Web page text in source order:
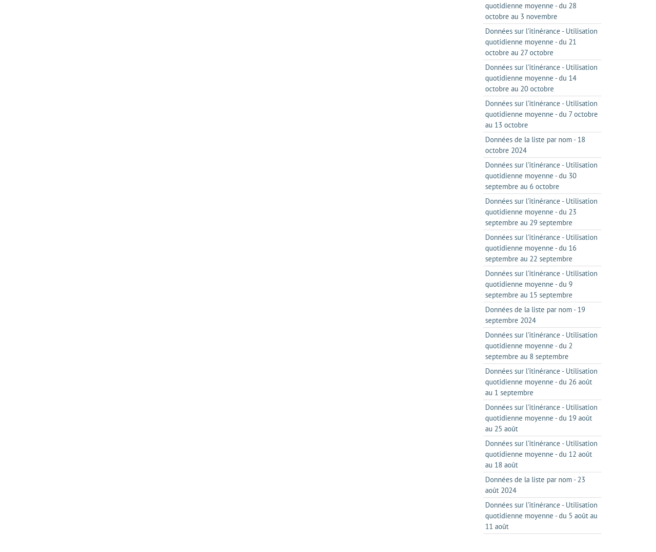
quotidienne moyenne - du 28
octobre au 3 novembre
Données sur l'itinérance - Utilisation
quotidienne moyenne - du 21
octobre au 27 octobre
Données sur l'itinérance - Utilisation
quotidienne moyenne - du 14
octobre au 20 octobre
Données sur l'itinérance - Utilisation
quotidienne moyenne - du 7 octobre
au 13 octobre
Données de la liste par nom - 18
octobre 2024
Données sur l'itinérance - Utilisation
quotidienne moyenne - du 30
septembre au 6 octobre
Données sur l'itinérance - Utilisation
quotidienne moyenne - du 23
septembre au 29 septembre
Données sur l'itinérance - Utilisation
quotidienne moyenne - du 16
septembre au 22 septembre
Données sur l'itinérance - Utilisation
quotidienne moyenne - du 9
septembre au 15 septembre
Données de la liste par nom - 19
septembre 2024
Données sur l'itinérance - Utilisation
quotidienne moyenne - du 2
septembre au 8 septembre
Données sur l'itinérance - Utilisation
quotidienne moyenne - du 26 août
au 1 septembre
Données sur l'itinérance - Utilisation
quotidienne moyenne - du 19 août
au 25 août
Données sur l'itinérance - Utilisation
quotidienne moyenne - du 12 août
au 18 août
Données de la liste par nom - 23
août 2024
Données sur l'itinérance - Utilisation
quotidienne moyenne - du 5 août au
11 août